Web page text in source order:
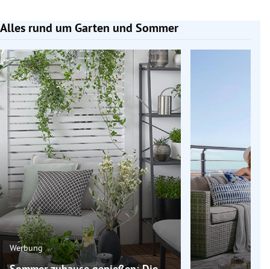
Alles rund um Garten und Sommer
Slide 1 von 6
Werbung